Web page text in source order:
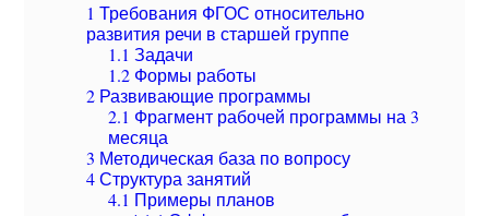
1 Требования ФГОС относительно
развития речи в старшей группе
1.1 Задачи
1.2 Формы работы
2 Развивающие программы
2.1 Фрагмент рабочей программы на 3
месяца
3 Методическая база по вопросу
4Структура занятий
4.1 Примеры планов